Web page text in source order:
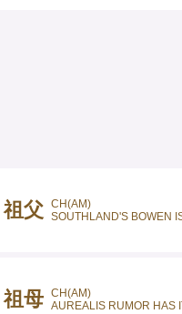
祖父 CH(AM)
SOUTHLAND'S BOWEN
祖母 CH(AM)
AUREALIS RUMOR HAS